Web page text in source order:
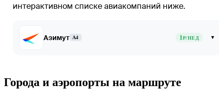
интерактивном списке авиакомпаний ниже.
Азимут A4 1Р/НЕД ▾
Города и аэропорты на маршруте